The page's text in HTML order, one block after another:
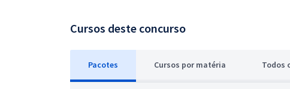
Cursos deste concurso
Pacotes Cursos por matéria Todos